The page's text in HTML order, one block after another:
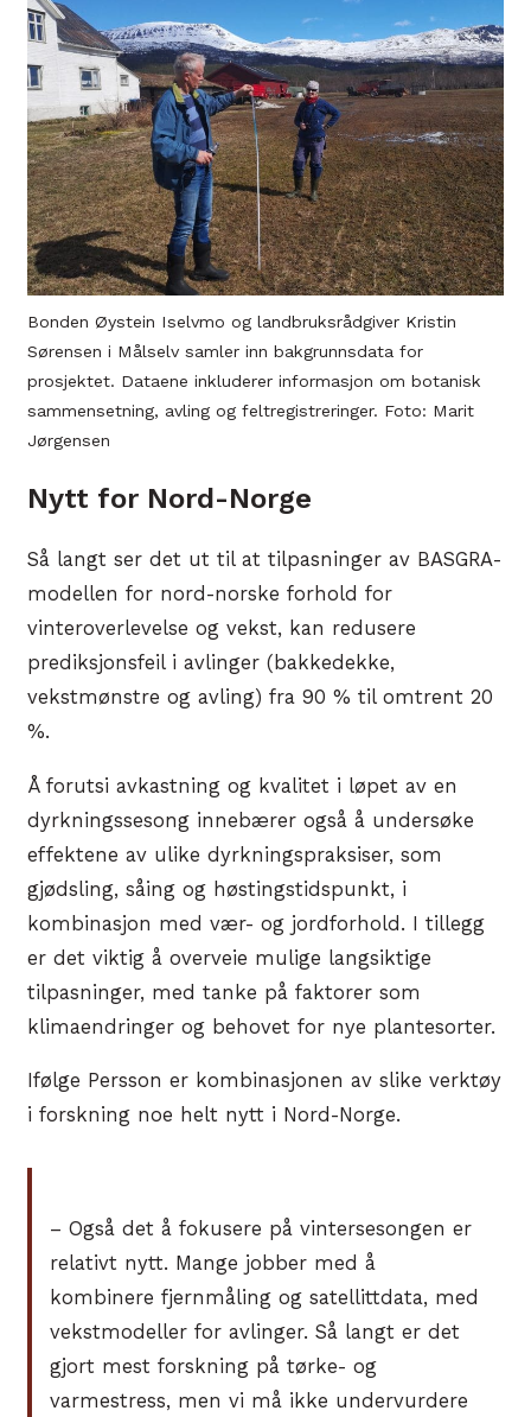
Bonden Øystein Iselvmo og landbruksrådgiver Kristin
Sørensen i Målselv samler inn bakgrunnsdata for
prosjektet. Dataene inkluderer informasjon om botanisk
sammensetning, avling og feltregistreringer. Foto: Marit
Jørgensen
Nytt for Nord-Norge
Så langt ser det ut til at tilpasninger av BASGRA-
modellen for nord-norske forhold for
vinteroverlevelse og vekst, kan redusere
prediksjonsfeil i avlinger (bakkedekke,
vekstmønstre og avling) fra 90 % til omtrent 20
%.
Å forutsi avkastning og kvalitet i løpet av en
dyrkningssesong innebærer også å undersøke
effektene av ulike dyrkningspraksiser, som
gjødsling, såing og høstingstidspunkt, i
kombinasjon med vær- og jordforhold. I tillegg
er det viktig å overveie mulige langsiktige
tilpasninger, med tanke på faktorer som
klimaendringer og behovet for nye plantesorter.
Ifølge Persson er kombinasjonen av slike verktøy
i forskning noe helt nytt i Nord-Norge.
– Også det å fokusere på vintersesongen er
relativt nytt. Mange jobber med å
kombinere fjernmåling og satellittdata, med
vekstmodeller for avlinger. Så langt er det
gjort mest forskning på tørke- og
varmestress, men vi må ikke undervurdere